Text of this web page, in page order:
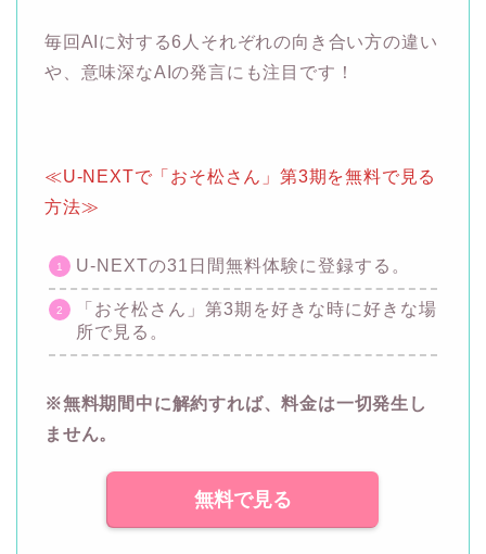
毎回AIに対する6人それぞれの向き合い方の違い
や、意味深なAIの発言にも注目です！
≪U-NEXTで「おそ松さん」第3期を無料で見る
方法≫
U-NEXTの31日間無料体験に登録する。
「おそ松さん」第3期を好きな時に好きな場
所で見る。
※無料期間中に解約すれば、料金は一切発生し
ません。
無料で見る